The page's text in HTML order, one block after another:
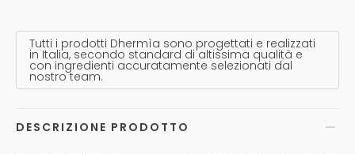
Tutti i prodotti Dhermìa sono progettati e realizzati
in Italia, secondo standard di altissima qualità e
con ingredienti accuratamente selezionati dal
nostro team.
DESCRIZIONE PRODOTTO